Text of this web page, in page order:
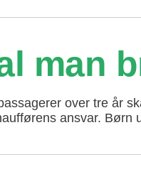
man
over tre år
ansvar. Børn